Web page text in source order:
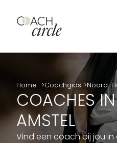
Home Coachgids Noord-
COACHES
AMSTEL
Vind een coach bij jou